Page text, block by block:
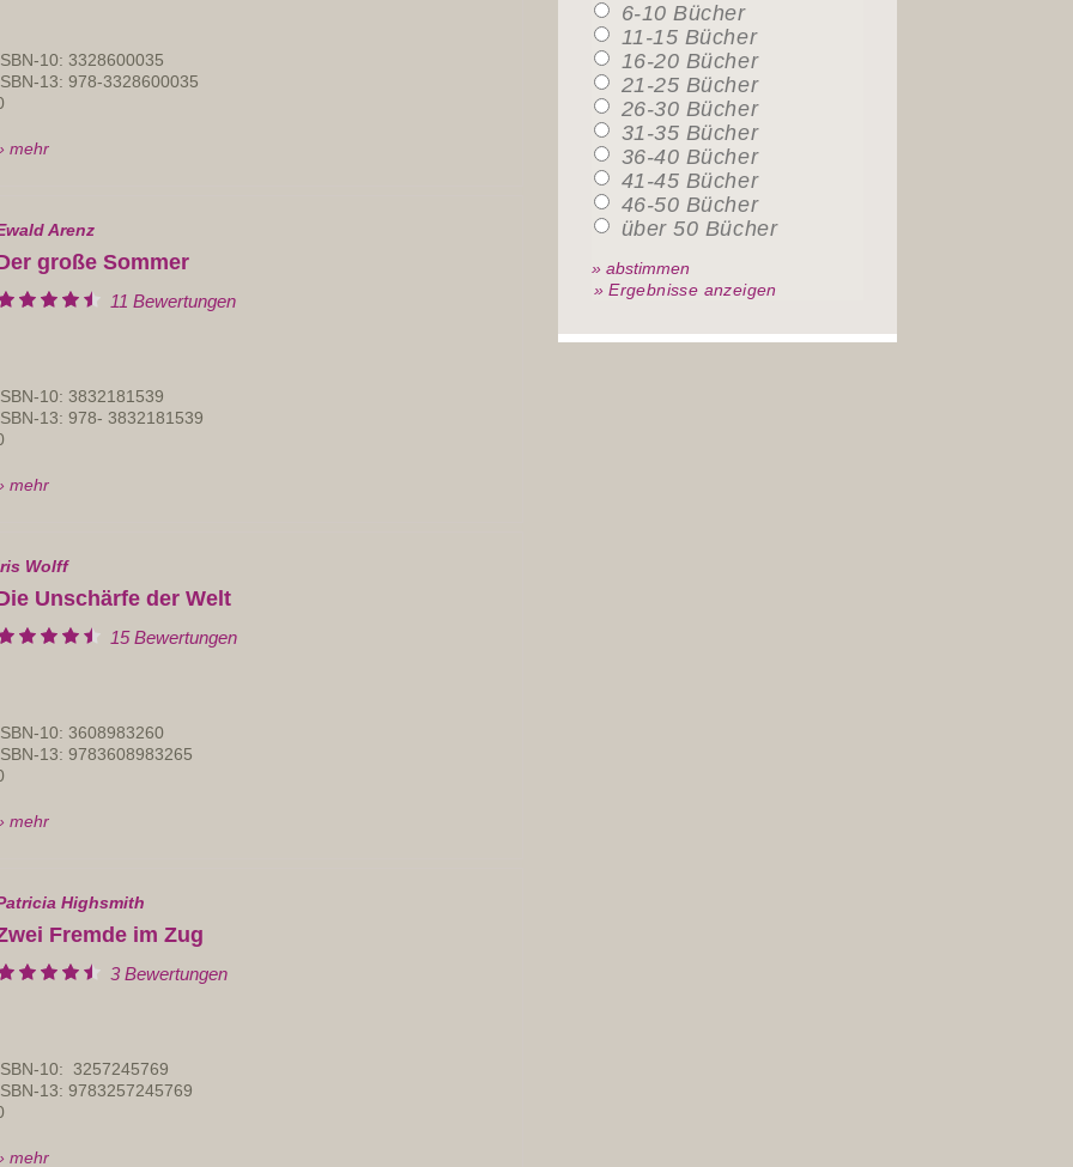
10: 3328600035
13: 978-3328600035
mehr
Arenz
große Sommer
11 Bewertungen
10: 3832181539
13: 978- 3832181539
mehr
Wolff
Unschärfe der Welt
15 Bewertungen
10: 3608983260
13: 9783608983265
mehr
Highsmith
Fremde im Zug
3 Bewertungen
10: ‎ 3257245769
13: 978‎3257245769
mehr
6-10 Bücher
11-15 Bücher
16-20 Bücher
21-25 Bücher
26-30 Bücher
31-35 Bücher
36-40 Bücher
41-45 Bücher
46-50 Bücher
über 50 Bücher
» Ergebnisse anzeigen